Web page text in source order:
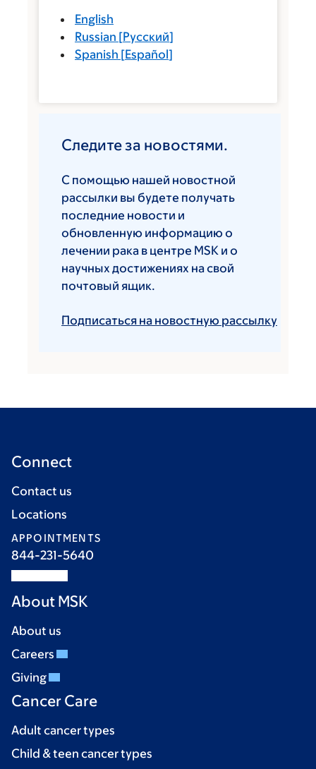
English
Russian [Русский]
Spanish [Español]
Следите за новостями.
С помощью нашей новостной
рассылки вы будете получать
последние новости и
обновленную информацию о
лечении рака в центре MSK и о
научных достижениях на свой
почтовый ящик.
Подписаться на новостную рассылку
Connect
Contact us
Locations
APPOINTMENTS
844-231-5640
About MSK
About us
Careers
Giving
Cancer Care
Adult cancer types
Child & teen cancer types